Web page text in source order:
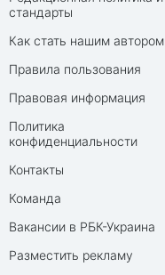
стандарты
Как стать нашим автором
Правила пользования
Правовая информация
Политика
конфиденциальности
Контакты
Команда
Вакансии в РБК-Украина
Разместить рекламу